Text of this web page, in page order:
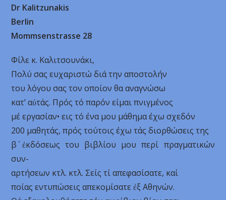
Dr Kalitzunakis
Berlin
Mommsenstrasse 28
Φίλε κ. Καλιτσουνάκι,
Πολύ σας ευχαριστώ διά την αποστολήν
του λόγου σας τον οποίον θα αναγνώσω
κατ’ αὐτάς. Πρός τό παρόν είμαι πνιγμένος
μέ εργασίαν• εις τό ένα μου μάθημα έχω σχεδόν
200 μαθητάς, πρός τούτοις έχω τάς διορθώσεις της
β΄ ἐκδόσεως του βιβλίου μου περί πραγματικών
συν-
αρτήσεων κτλ. κτλ. Σείς τί απεφασίσατε, καί
ποίας εντυπώσεις απεκομίσατε ἐξ Αθηνών.